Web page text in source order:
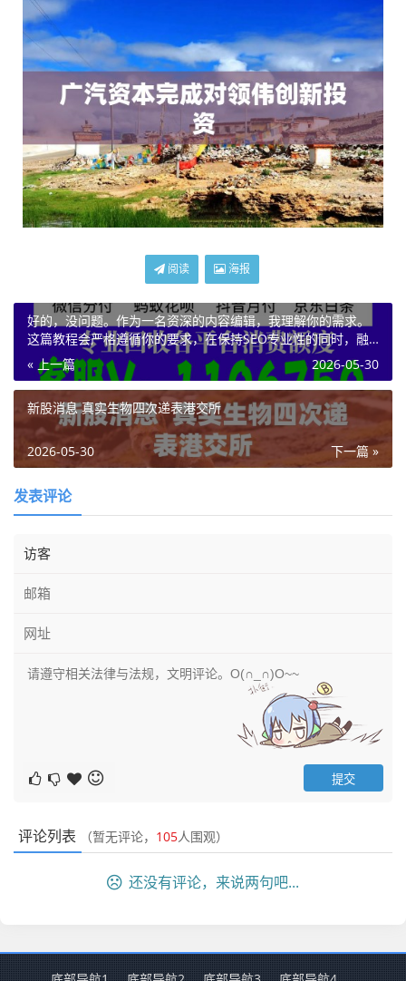
阅读 海报
好的，没问题。作为一名资深的内容编辑，我理解你的需求。
这篇教程会严格遵循你的要求，在保持SEO专业性的同时，融
入口语化表达、不固定的段落结构和变化的句式，力求让读者
看得懂、学得会、用得上。
« 上一篇 2026-05-30
新股消息 真实生物四次递表港交所
下一篇 »
2026-05-30
发表评论
评论列表 （暂无评论， 105人围观）
还没有评论，来说两句吧...